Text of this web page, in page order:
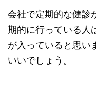
会社で定期的な健診
期的に行っている人
が入っていると思い
いいでしょう。